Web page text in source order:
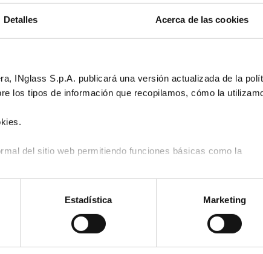
Detalles Acerca de las cookies
INglass S.p.A. publicará una versión actualizada de la
los tipos de información que recopilamos, cómo la
del sitio web permitiendo funciones básicas como la
ya ha introducido (como el ID de usuario, la selección
fin de mejorar la facilidad de uso de nuestro sitio web;
Estadística Marketing